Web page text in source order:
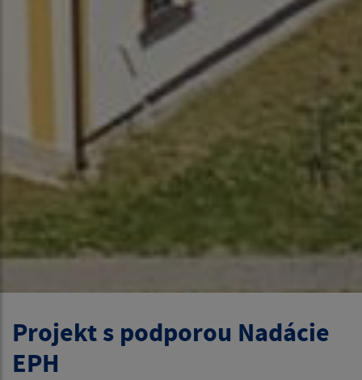
Projekt s podporou Nadácie
EPH